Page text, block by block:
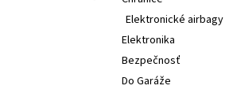
Elektronické airbagy
Elektronika
Bezpečnosť
Do Garáže